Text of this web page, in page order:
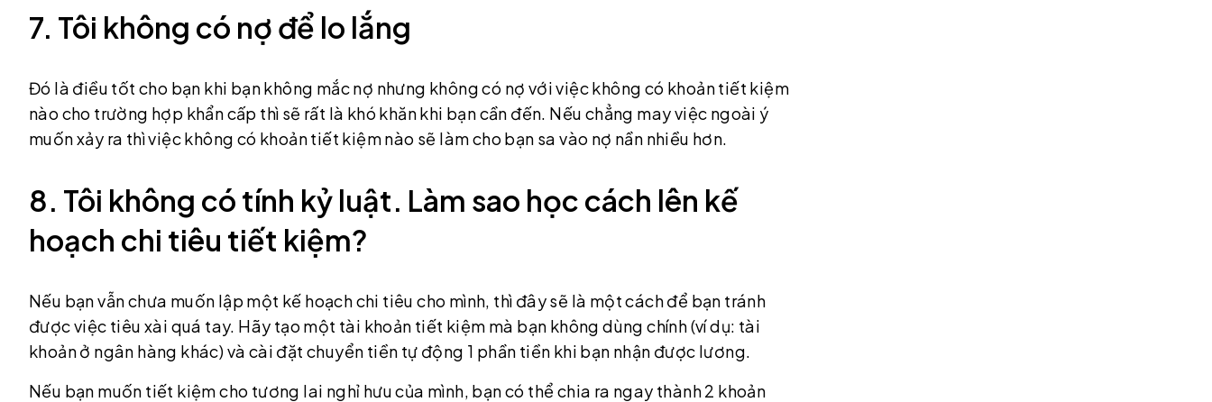
7. Tôi không có nợ để lo lắng
Đó là điều tốt cho bạn khi bạn không mắc nợ nhưng không có nợ với việc không có khoản tiết kiệm
nào cho trường hợp khẩn cấp thì sẽ rất là khó khăn khi bạn cần đến. Nếu chẳng may việc ngoài ý
muốn xảy ra thì việc không có khoản tiết kiệm nào sẽ làm cho bạn sa vào nợ nần nhiều hơn.
8. Tôi không có tính kỷ luật. Làm sao học cách lên kế
hoạch chi tiêu tiết kiệm?
Nếu bạn vẫn chưa muốn lập một kế hoạch chi tiêu cho mình, thì đây sẽ là một cách để bạn tránh
được việc tiêu xài quá tay. Hãy tạo một tài khoản tiết kiệm mà bạn không dùng chính (ví dụ: tài
khoản ở ngân hàng khác) và cài đặt chuyển tiền tự động 1 phần tiền khi bạn nhận được lương.
Nếu bạn muốn tiết kiệm cho tương lai nghỉ hưu của mình, bạn có thể chia ra ngay thành 2 khoản